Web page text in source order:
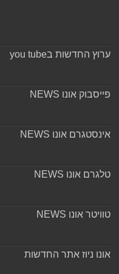
ערוץ החדשות בyou tube
פייסבוק אונו NEWS
אינסטגרם אונו NEWS
טלגרם אונו NEWS
טוויטר אונו NEWS
אונו ניוז אתר החדשות